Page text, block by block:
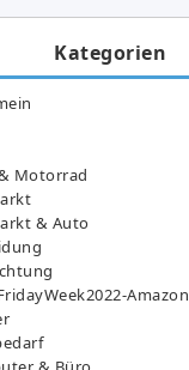
Kategorien
Motorrad
& Auto
Amazon